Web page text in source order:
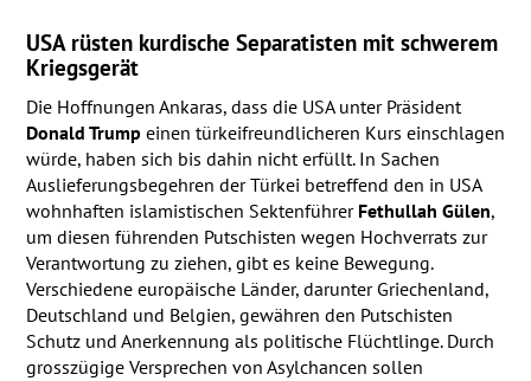
USArüsten kurdische Separatisten mit schwerem
Kriegsgerät
Die Hoffnungen Ankaras, dass die USAunter Präsident
Donald Trump einen türkeifreundlicheren Kurs einschlagen
würde, haben sich bis dahin nicht erfüllt. In Sachen
Auslieferungsbegehren der Türkei betreffend den in USA
wohnhaften islamistischen Sektenführer Fethullah Gülen,
um diesen führenden Putschisten wegen Hochverrats zur
Verantwortung zu ziehen, gibt es keine Bewegung.
Verschiedene europäische Länder, darunter Griechenland,
Deutschland und Belgien, gewähren den Putschisten
Schutz und Anerkennung als politische Flüchtlinge. Durch
grosszügige Versprechen von Asylchancen sollen